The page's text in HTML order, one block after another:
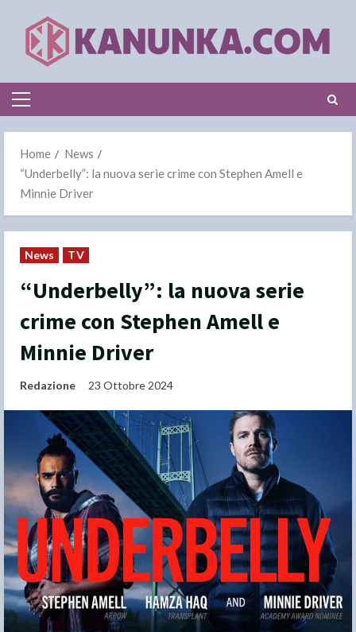
content
Primary
Home
News
“Underbelly”: la nuova serie crime con Stephen Amell e
Minnie Driver
News TV
“Underbelly”: la nuova serie
crime con Stephen Amell e
Minnie Driver
Redazione 23 Ottobre 2024